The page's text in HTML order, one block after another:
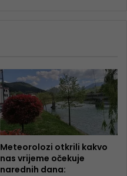
Meteorolozi otkrili kakvo
nas vrijeme očekuje
narednih dana: